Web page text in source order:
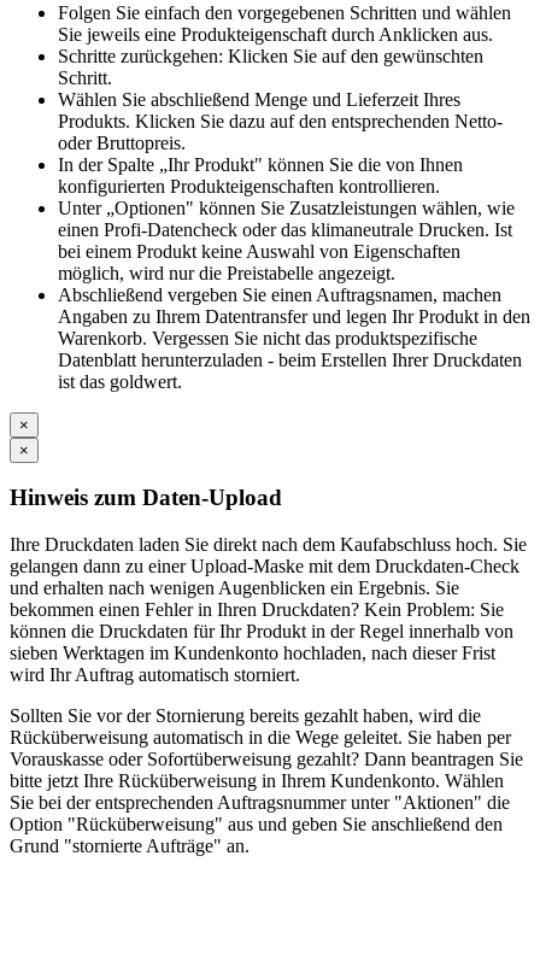
Folgen Sie einfach den vorgegebenen Schritten und wählen
Sie jeweils eine Produkteigenschaft durch Anklicken aus.
Schritte zurückgehen: Klicken Sie auf den gewünschten
Schritt.
Wählen Sie abschließend Menge und Lieferzeit Ihres
Produkts. Klicken Sie dazu auf den entsprechenden Netto-
oder Bruttopreis.
In der Spalte „Ihr Produkt" können Sie die von Ihnen
konfigurierten Produkteigenschaften kontrollieren.
Unter „Optionen" können Sie Zusatzleistungen wählen, wie
einen Profi-Datencheck oder das klimaneutrale Drucken. Ist
bei einem Produkt keine Auswahl von Eigenschaften
möglich, wird nur die Preistabelle angezeigt.
Abschließend vergeben Sie einen Auftragsnamen, machen
Angaben zu Ihrem Datentransfer und legen Ihr Produkt in den
Warenkorb. Vergessen Sie nicht das produktspezifische
Datenblatt herunterzuladen - beim Erstellen Ihrer Druckdaten
ist das goldwert.
×
×
Hinweis zum Daten-Upload
Ihre Druckdaten laden Sie direkt nach dem Kaufabschluss hoch. Sie
gelangen dann zu einer Upload-Maske mit dem Druckdaten-Check
und erhalten nach wenigen Augenblicken ein Ergebnis. Sie
bekommen einen Fehler in Ihren Druckdaten? Kein Problem: Sie
können die Druckdaten für Ihr Produkt in der Regel innerhalb von
sieben Werktagen im Kundenkonto hochladen, nach dieser Frist
wird Ihr Auftrag automatisch storniert.
Sollten Sie vor der Stornierung bereits gezahlt haben, wird die
Rücküberweisung automatisch in die Wege geleitet. Sie haben per
Vorauskasse oder Sofortüberweisung gezahlt? Dann beantragen Sie
bitte jetzt Ihre Rücküberweisung in Ihrem Kundenkonto. Wählen
Sie bei der entsprechenden Auftragsnummer unter "Aktionen" die
Option "Rücküberweisung" aus und geben Sie anschließend den
Grund "stornierte Aufträge" an.